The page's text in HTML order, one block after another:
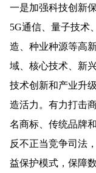
一是加强科技创新
5G通信、量子技术
造、种业种源等高
域、核心技术、新
技术创新和产业升
造活力。有力打击
名商标、传统品牌
反不正当竞争司法
益保护模式，保障